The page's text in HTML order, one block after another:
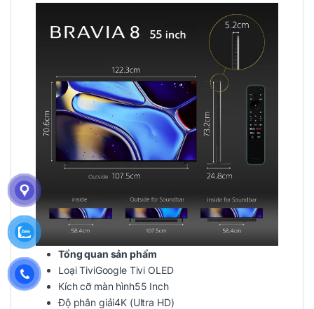
Tổng quan sản phẩm
Loại TiviGoogle Tivi OLED
Kích cỡ màn hình55 Inch
Độ phân giải4K (Ultra HD)